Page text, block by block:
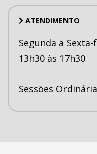
ATENDIMENTO
Segunda a
13h30 às 17h30
Sessões